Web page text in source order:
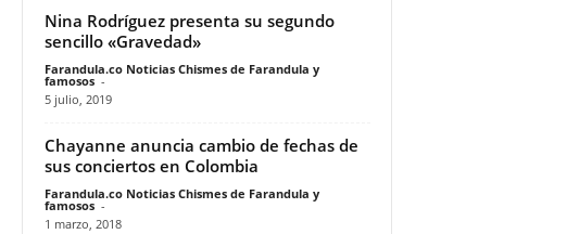
Nina Rodríguez presenta su segundo
sencillo «Gravedad»
Farandula.co Noticias Chismes de Farandula y
famosos -
5 julio, 2019
Chayanne anuncia cambio de fechas de
sus conciertos en Colombia
Farandula.co Noticias Chismes de Farandula y
famosos -
1 marzo, 2018